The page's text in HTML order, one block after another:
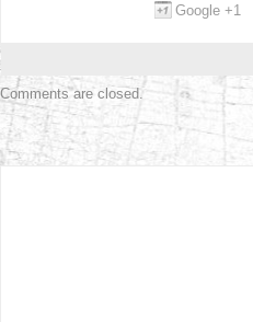
Google +1
Comments are closed.